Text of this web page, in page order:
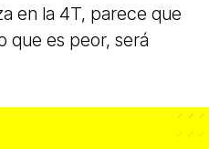
en la 4T, parece que
que es peor, será